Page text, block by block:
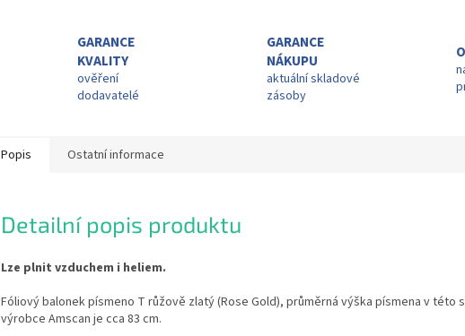
GARANCE
KVALITY
ověření
dodavatelé
GARANCE
NÁKUPU
aktuální skladové
zásoby
Popis Ostatní informace
Detailní popis produktu
Lze plnit vzduchem i heliem.
Fóliový balonek písmeno T růžově zlatý (Rose Gold), průměrná výška písmena v této
výrobce Amscan je cca 83 cm.